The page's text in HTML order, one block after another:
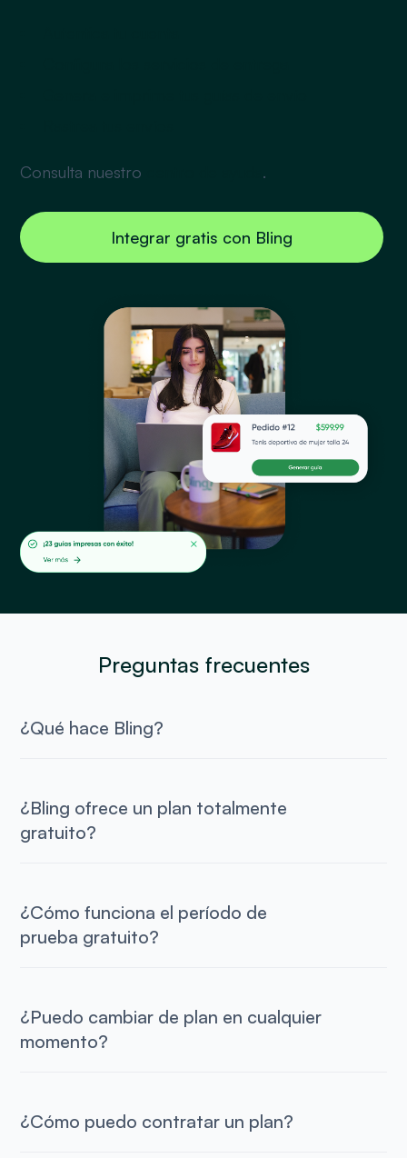
Consulta nuestro .
Integrar gratis con Bling
Preguntas frecuentes
¿Qué hace Bling?
¿Bling ofrece un plan totalmente
gratuito?
¿Cómo funciona el período de
prueba gratuito?
¿Puedo cambiar de plan en cualquier
momento?
¿Cómo puedo contratar un plan?